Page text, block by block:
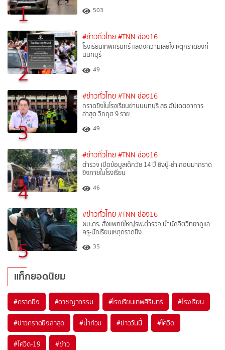
1 503
2
#ข่าวทั่วไทย #TNN ช่อง16
โรงเรียนเทพศิรินทร์ แสดงความเสียใจเหตุกราดยิงที่
นนทบุรี
49
3
#ข่าวทั่วไทย #TNN ช่อง16
กราดยิงในโรงเรียนย่านนนทบุรี สธ.อัปเดตอาการ
ล่าสุด วิกฤต 9 ราย
49
4
#ข่าวทั่วไทย #TNN ช่อง16
ตำรวจ เปิดข้อมูลเด็กวัย 14 ปี ยิงปู่-ย่า ก่อนมากราด
ยิงภายในโรงเรียน
46
5
#ข่าวทั่วไทย #TNN ช่อง16
ผบ.ตร. สั่งแพทย์ใหญ่รพ.ตำรวจ นำนักจิตวิทยาดูแล
ครู-นักเรียนเหตุกราดยิง
35
แท็กยอดนิยม
#กราดยิง #อาชญากรรม #โรงเรียนเทพศิรินทร์ #โรงเรียน
#ข่าวกราดยิงล่าสุด #น้ำท่วม #ข่าววันนี้ #โควิด
#โควิด-19 #ข่าว